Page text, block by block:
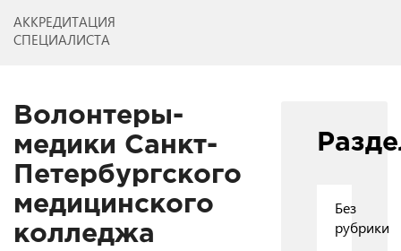
АККРЕДИТАЦИЯ
СПЕЦИАЛИСТА
Волонтеры-
медики Санкт-
Петербургского
медицинского
колледжа
Без
рубрики